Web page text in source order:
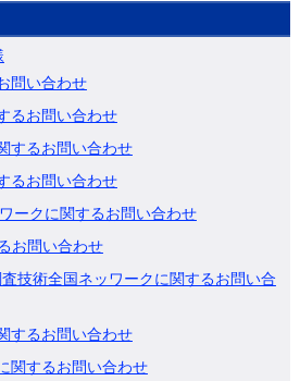
問い合わせ
るお問い合わせ
するお問い合わせ
るお問い合わせ
ークに関するお問い合わせ
お問い合わせ
査技術全国ネッワークに関するお問い合
するお問い合わせ
関するお問い合わせ